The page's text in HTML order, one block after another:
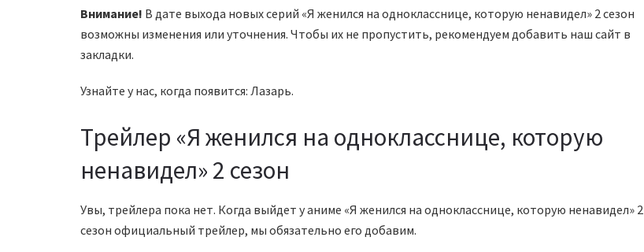
Внимание! В дате выхода новых серий «Я женился на однокласснице, которую ненавидел» 2 сезон
возможны изменения или уточнения. Чтобы их не пропустить, рекомендуем добавить наш сайт в
закладки.
Узнайте у нас, когда появится: Лазарь.
Трейлер «Я женился на однокласснице, которую
ненавидел» 2 сезон
Увы, трейлера пока нет. Когда выйдет у аниме «Я женился на однокласснице, которую ненавидел» 2
сезон официальный трейлер, мы обязательно его добавим.